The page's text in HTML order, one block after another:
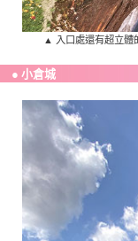
▲ 入口處還有超立體
● 小倉城